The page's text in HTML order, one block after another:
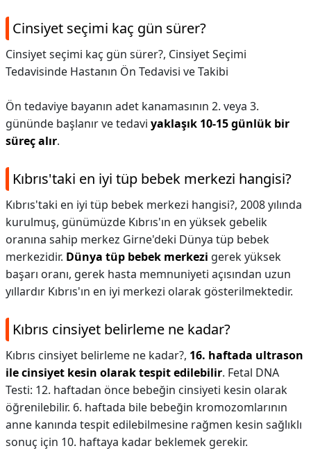
Cinsiyet seçimi kaç gün sürer?
Cinsiyet seçimi kaç gün sürer?, Cinsiyet Seçimi
Tedavisinde Hastanın Ön Tedavisi ve Takibi
Ön tedaviye bayanın adet kanamasının 2. veya 3.
gününde başlanır ve tedavi yaklaşık 10-15 günlük bir
süreç alır.
Kıbrıs'taki en iyi tüp bebek merkezi hangisi?
Kıbrıs'taki en iyi tüp bebek merkezi hangisi?, 2008 yılında
kurulmuş, günümüzde Kıbrıs'ın en yüksek gebelik
oranına sahip merkez Girne'deki Dünya tüp bebek
merkezidir. Dünya tüp bebek merkezi gerek yüksek
başarı oranı, gerek hasta memnuniyeti açısından uzun
yıllardır Kıbrıs'ın en iyi merkezi olarak gösterilmektedir.
Kıbrıs cinsiyet belirleme ne kadar?
Kıbrıs cinsiyet belirleme ne kadar?, 16. haftada ultrason
ile cinsiyet kesin olarak tespit edilebilir. Fetal DNA
Testi: 12. haftadan önce bebeğin cinsiyeti kesin olarak
öğrenilebilir. 6. haftada bile bebeğin kromozomlarının
anne kanında tespit edilebilmesine rağmen kesin sağlıklı
sonuç için 10. haftaya kadar beklemek gerekir.